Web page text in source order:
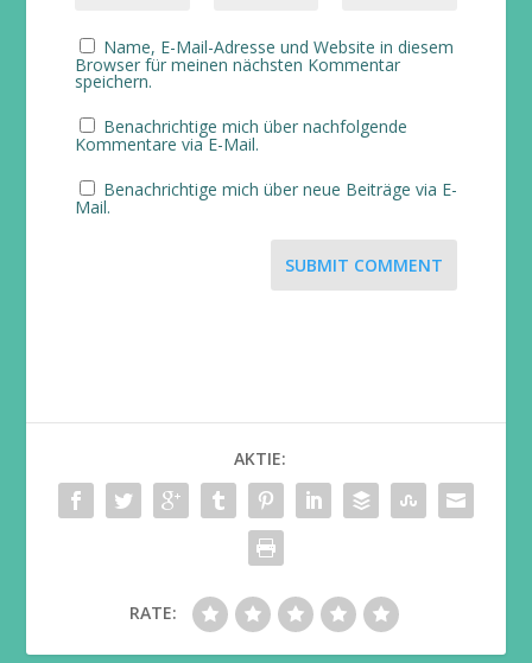
Name, E-Mail-Adresse und Website in diesem
Browser für meinen nächsten Kommentar
speichern.
Benachrichtige mich über nachfolgende
Kommentare via E-Mail.
Benachrichtige mich über neue Beiträge via E-
Mail.
SUBMIT COMMENT
AKTIE:
RATE: